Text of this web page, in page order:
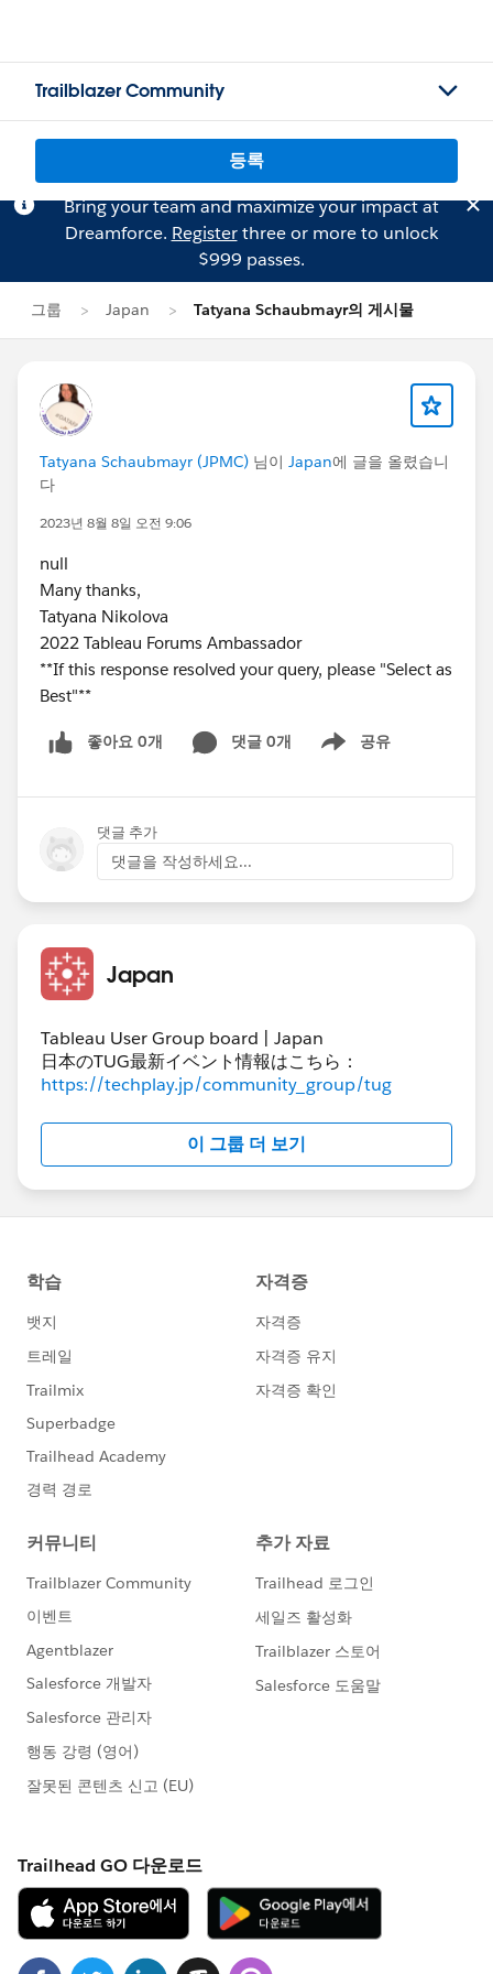
Trailblazer Community
등록
Bring your team and maximize your impact at
Dreamforce. Registerthree or more to unlock
$999 passes.
그룹 Japan Tatyana Schaubmayr의 게시물
Tatyana Schaubmayr (JPMC) 님이 Japan에 글을 올렸습니
다
2023년 8월 8일 오전 9:06
null
Many thanks,
Tatyana Nikolova
2022 Tableau Forums Ambassador
**If this response resolved your query, please "Select as
Best"**
좋아요 0개 댓글 0개 공유
Show menu
댓글 추가
댓글을 작성하세요...
Japan
Tableau User Group board | Japan
日本のTUG最新イベント情報はこちら：
https://techplay.jp/community_group/tug
이 그룹 더 보기